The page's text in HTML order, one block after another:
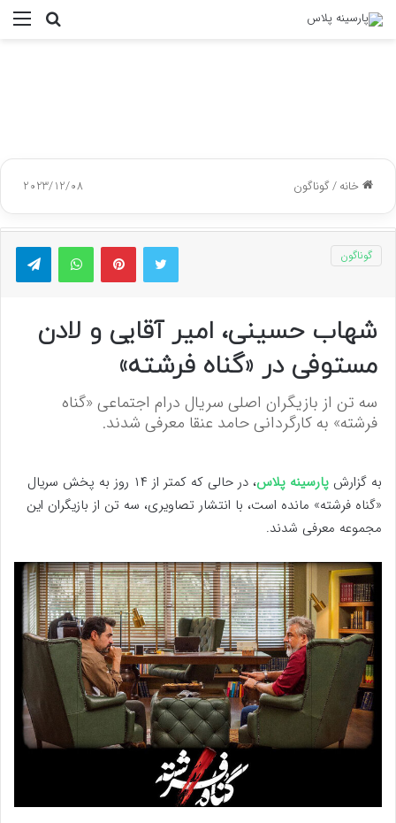
جستجو
خانه/گوناگون 2023/12/08
توییتر پینتریستواتس آپ
گوناگون
شهاب حسینی، امیر آقایی و لادن
مستوفی در «گناه فرشته»
سه تن از بازیگران اصلی سریال درام اجتماعی «گناه
فرشته» به کارگردانی حامد عنقا معرفی شدند.
به گزارش پارسینه پلاس
، در حالی که کمتر از ۱۴ روز به پخش سریال
«گناه فرشته» مانده است، با انتشار تصاویری، سه تن از بازیگران این
مجموعه معرفی شدند.